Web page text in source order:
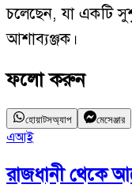
চলেছেন, যা একটি
আশাব্যঞ্জক।
ফলো করুন
হোয়াটসঅ্যাপ মেসেঞ্জার
এআই
রাজধানীথেকে